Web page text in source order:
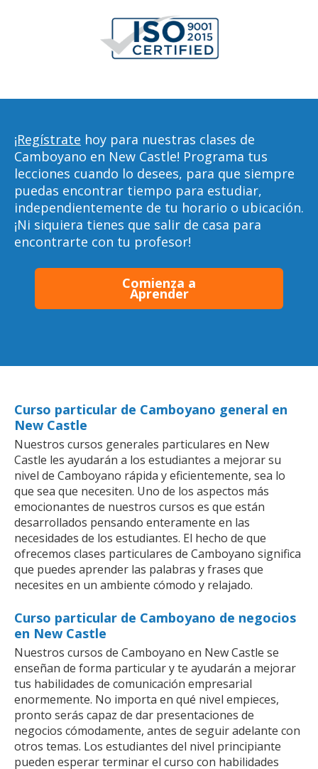
¡Regístrate hoy para nuestras clases de
Camboyano en New Castle! Programa tus
lecciones cuando lo desees, para que siempre
puedas encontrar tiempo para estudiar,
independientemente de tu horario o ubicación.
¡Ni siquiera tienes que salir de casa para
encontrarte con tu profesor!
Comienza a
Aprender
Curso particular de Camboyano general en
New Castle
Nuestros cursos generales particulares en New
Castle les ayudarán a los estudiantes a mejorar su
nivel de Camboyano rápida y eficientemente, sea lo
que sea que necesiten. Uno de los aspectos más
emocionantes de nuestros cursos es que están
desarrollados pensando enteramente en las
necesidades de los estudiantes. El hecho de que
ofrecemos clases particulares de Camboyano significa
que puedes aprender las palabras y frases que
necesites en un ambiente cómodo y relajado.
Curso particular de Camboyano de negocios
en New Castle
Nuestros cursos de Camboyano en New Castle se
enseñan de forma particular y te ayudarán a mejorar
tus habilidades de comunicación empresarial
enormemente. No importa en qué nivel empieces,
pronto serás capaz de dar presentaciones de
negocios cómodamente, antes de seguir adelante con
otros temas. Los estudiantes del nivel principiante
pueden esperar terminar el curso con habilidades